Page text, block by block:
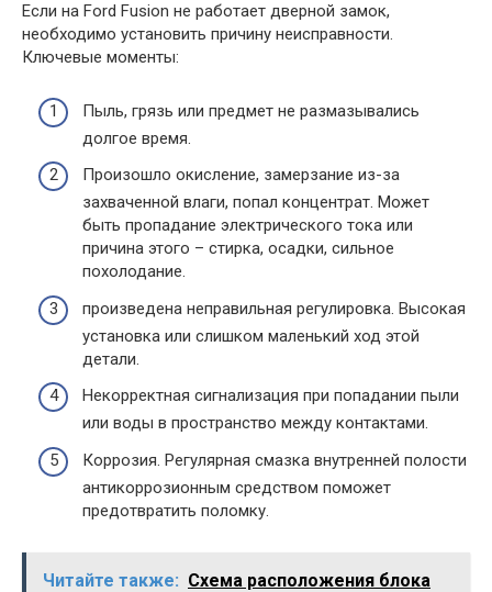
Если на Ford Fusion не работает дверной замок,
необходимо установить причину неисправности.
Ключевые моменты:
Пыль, грязь или предмет не размазывались
долгое время.
Произошло окисление, замерзание из-за
захваченной влаги, попал концентрат. Может
быть пропадание электрического тока или
причина этого – стирка, осадки, сильное
похолодание.
произведена неправильная регулировка. Высокая
установка или слишком маленький ход этой
детали.
Некорректная сигнализация при попадании пыли
или воды в пространство между контактами.
Коррозия. Регулярная смазка внутренней полости
антикоррозионным средством поможет
предотвратить поломку.
Читайте также: Схема расположения блока